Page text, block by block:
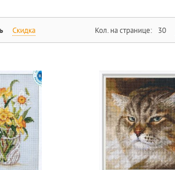
Скидка Кол. на странице: 30